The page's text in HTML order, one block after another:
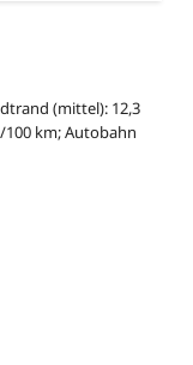
(mittel): 12,3
100 km; Autobahn